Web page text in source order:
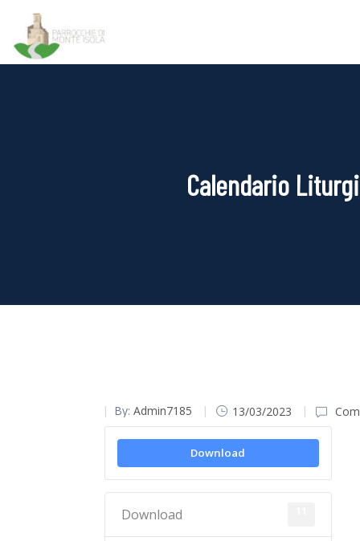
Calendario
By: Admin7185 13/03/2023
Download
Download